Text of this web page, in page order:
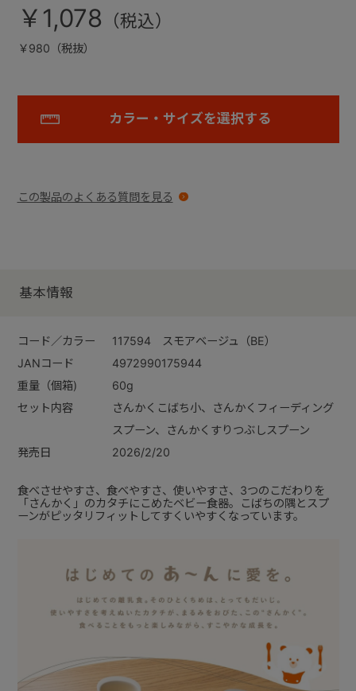
￥1,078
￥980（税抜）
カラー・サイズを選択する
この製品のよくある質問を見る
基本情報
コード／カラー
117594 スモアベージュ（BE）
JANコード
4972990175944
重量（個箱)
60g
セット内容
さんかくこばち小、さんかくフィーディング
スプーン、さんかくすりつぶしスプーン
発売日
2026/2/20
食べさせやすさ、食べやすさ、使いやすさ、3つのこだわりを
「さんかく」のカタチにこめたベビー食器。こばちの隅とスプ
ーンがピッタリフィットしてすくいやすくなっています。